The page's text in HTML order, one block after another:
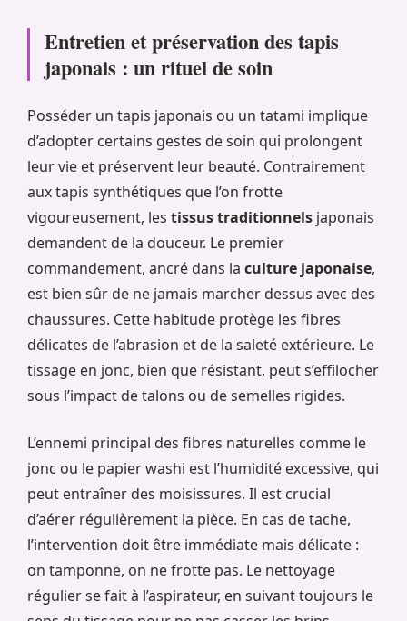
Entretien et préservation des tapis
japonais : un rituel de soin
Posséder un tapis japonais ou un tatami implique
d’adopter certains gestes de soin qui prolongent
leur vie et préservent leur beauté. Contrairement
aux tapis synthétiques que l’on frotte
vigoureusement, les tissus traditionnels japonais
demandent de la douceur. Le premier
commandement, ancré dans la culture japonaise,
est bien sûr de ne jamais marcher dessus avec des
chaussures. Cette habitude protège les fibres
délicates de l’abrasion et de la saleté extérieure. Le
tissage en jonc, bien que résistant, peut s’effilocher
sous l’impact de talons ou de semelles rigides.
L’ennemi principal des fibres naturelles comme le
jonc ou le papier washi est l’humidité excessive, qui
peut entraîner des moisissures. Il est crucial
d’aérer régulièrement la pièce. En cas de tache,
l’intervention doit être immédiate mais délicate :
on tamponne, on ne frotte pas. Le nettoyage
régulier se fait à l’aspirateur, en suivant toujours le